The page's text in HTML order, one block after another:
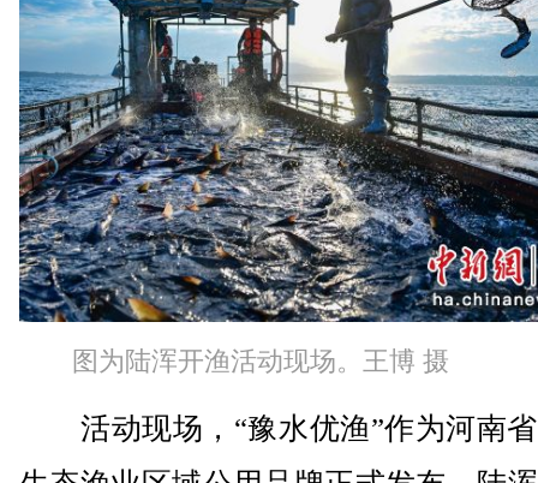
图为陆浑开渔活动现场。王博 摄
活动现场，“豫水优渔”作为河南